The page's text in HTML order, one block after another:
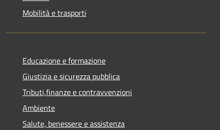
Mobilità e trasporti
Educazione e formazione
Giustizia e sicurezza pubblica
Tributi,finanze e contravvenzioni
Ambiente
Salute, benessere e assistenza